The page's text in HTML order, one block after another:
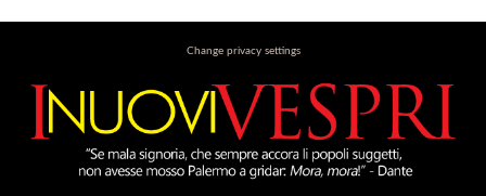
Change privacy settings